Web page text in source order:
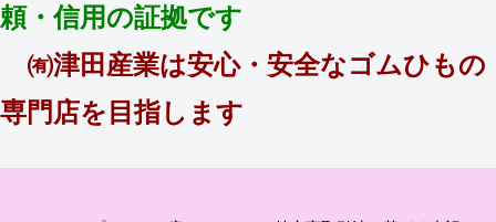
頼・信用の証拠です
㈲津田産業は安心・安全なゴムひもの
専門店を目指します